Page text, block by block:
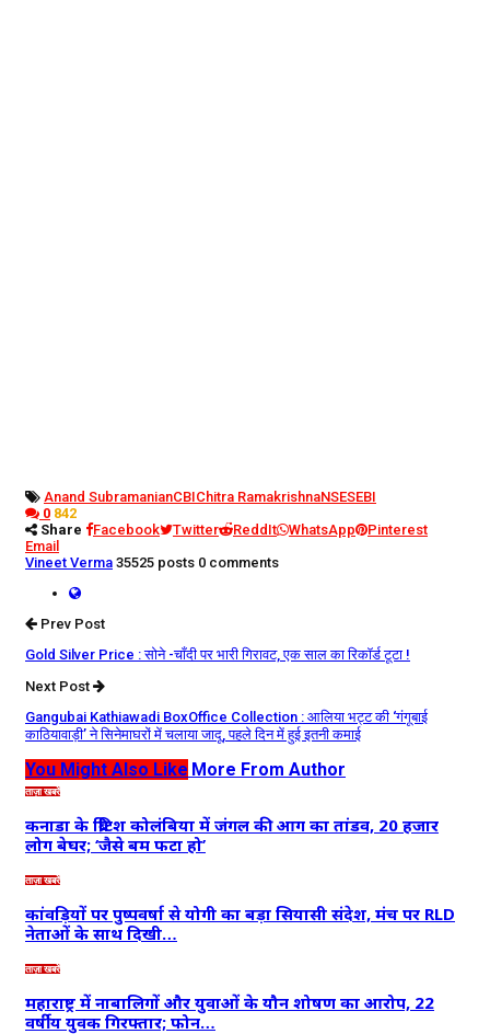
Anand SubramanianCBIChitra RamakrishnaNSESEBI
0 842
Share
Facebook Twitter ReddIt WhatsApp
Pinterest
Email
Vineet Verma 35525 posts 0 comments
Prev Post
Gold Silver Price : सोने -चाँदी पर भारी गिरावट, एक साल का र‍िकॉर्ड टूटा !
Next Post
Gangubai Kathiawadi BoxOffice Collection : आलिया भट्ट की ‘गंगूबाई
काठियावाड़ी’ ने सिनेमाघरों में चलाया जादू, पहले दिन में हुई इतनी कमाई
You Might Also Like More From Author
ताज़ा खबरें
कनाडा के ब्रिटिश कोलंबिया में जंगल की आग का तांडव, 20 हजार
लोग बेघर; ‘जैसे बम फटा हो’
ताज़ा खबरें
कांवड़ियों पर पुष्पवर्षा से योगी का बड़ा सियासी संदेश, मंच पर RLD
नेताओं के साथ दिखी…
ताज़ा खबरें
महाराष्ट्र में नाबालिगों और युवाओं के यौन शोषण का आरोप, 22
वर्षीय युवक गिरफ्तार; फोन…